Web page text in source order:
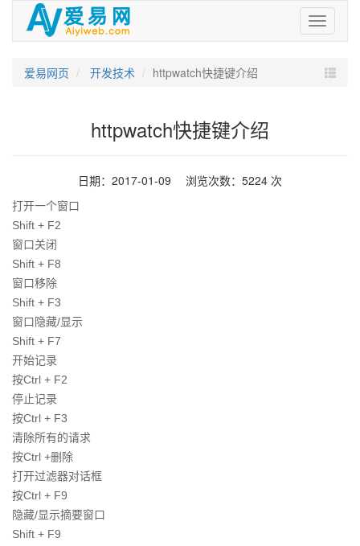
爱
易
爱易网页
开发技术 httpwatch快捷键介绍
httpwatch快捷键介绍
日期：2017-01-09 浏览次数：5224 次
打开一个窗口
Shift + F2
窗口关闭
Shift + F8
窗口移除
Shift + F3
窗口隐藏/显示
Shift + F7
开始记录
按Ctrl + F2
停止记录
按Ctrl + F3
清除所有的请求
按Ctrl +删除
打开过滤器对话框
按Ctrl + F9
隐藏/显示摘要窗口
Shift + F9